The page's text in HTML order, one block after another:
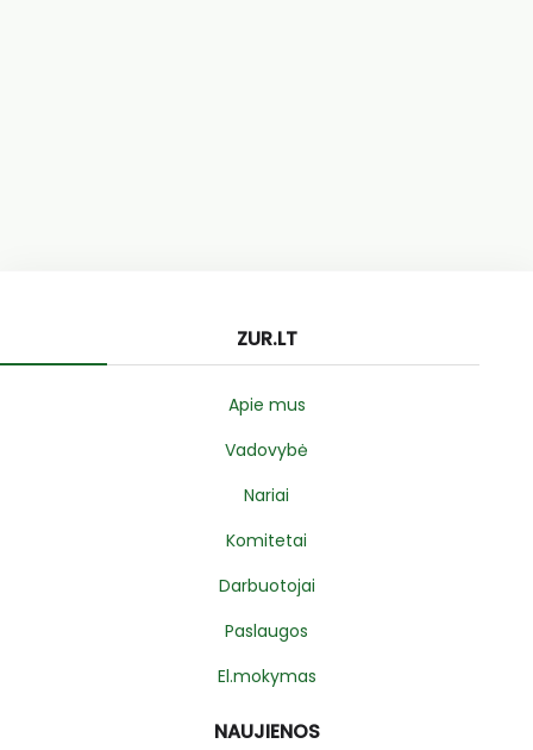
ZUR.LT
Apie mus
Vadovybė
Nariai
Komitetai
Darbuotojai
Paslaugos
El.mokymas
NAUJIENOS